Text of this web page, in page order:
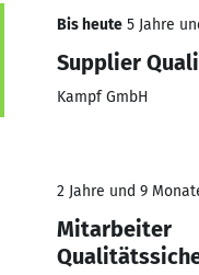
Bis heute 5 Jahre
Supplier
Kampf GmbH
2 Jahre und 9
Mitarbeiter